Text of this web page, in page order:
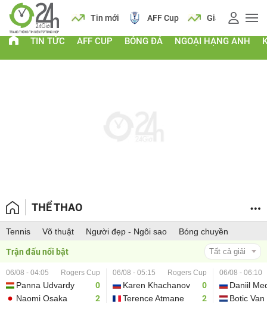
Lịch Tin mới AFF Cup Giá vàng
TIN TỨC AFF CUP BÓNG ĐÁ NGOẠI HẠNG ANH
THỂ THAO
Tennis Võ thuật Người đẹp - Ngôi sao Bóng chuyền
Trận đấu nổi bật Tất cả giải
06/08 - 04:05 Rogers Cup
Panna Udvardy
0
Naomi Osaka
2
06/08 - 05:15 Rogers Cup
Karen Khachanov
0
Terence Atmane
2
06/08 - 06:10
Daniil
Botic